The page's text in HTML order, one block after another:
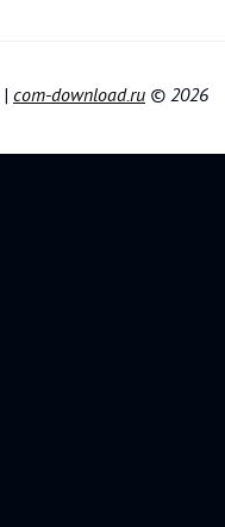
| com-download.ru © 2026